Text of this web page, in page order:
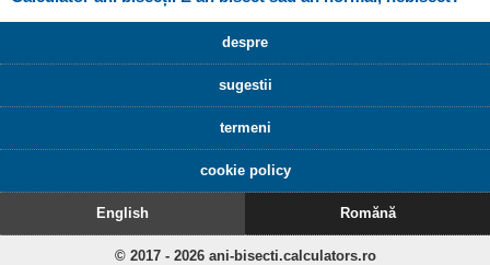
despre
sugestii
termeni
cookie policy
English Romănă
© 2017 - 2026 ani-bisecti.calculators.ro